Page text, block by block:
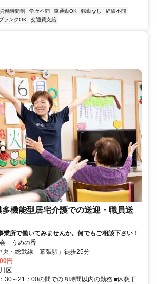
働時間制 学歴不問 車通勤OK 転勤なし
経験不問
ランクOK 交通費支給
機能型居宅介護での送迎・職員送
業所で働いてみませんか。何でもご相談下さい！
会 うめの香
央・総武線「幕張駅」徒歩25分
円
区
30～21：00の間での８時間以内の勤務 ■休憩 日